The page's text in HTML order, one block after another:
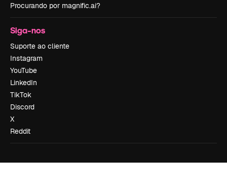
Procurando por magnific.ai?
Siga-nos
Suporte ao cliente
Instagram
YouTube
LinkedIn
TikTok
Discord
X
Reddit